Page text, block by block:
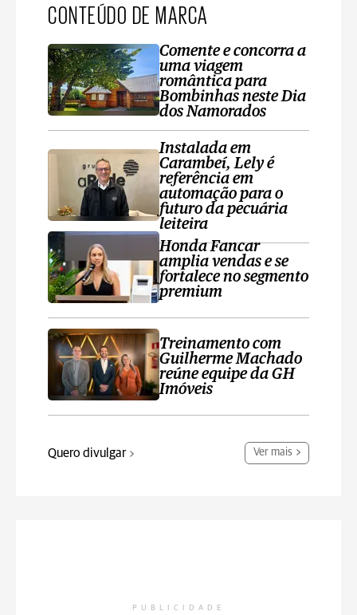
CONTEÚDO DE MARCA
Comente e concorra a
uma viagem
romântica para
Bombinhas neste Dia
dos Namorados
Instalada em
Carambeí, Lely é
referência em
automação para o
futuro da pecuária
leiteira
Honda Fancar
amplia vendas e se
fortalece no segmento
premium
Treinamento com
Guilherme Machado
reúne equipe da GH
Imóveis
Quero divulgar Ver mais
PUBLICIDADE